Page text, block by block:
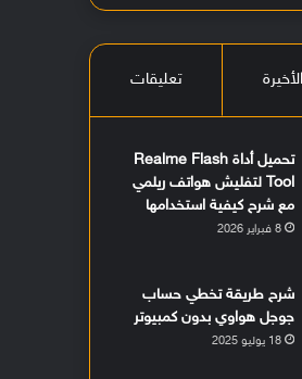
الأخيرة تعليقات
تحميل أداة Realme Flash
Tool لتفليش هواتف ريلمي
مع شرح كيفية استخدامها
8 فبراير 2026
شرح طريقة تخطي حساب
جوجل هواوي بدون كمبيوتر
18 يوليو 2025